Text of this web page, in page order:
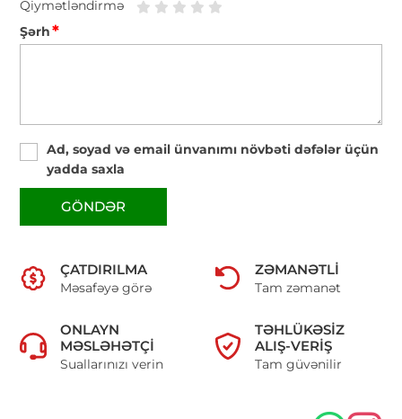
Qiymətləndirmə
Şərh*
Ad, soyad və email ünvanımı növbəti dəfələr üçün
yadda saxla
GÖNDƏR
ÇATDIRILMA
Məsafəyə görə
ZƏMANƏTLI
Tam zəmanət
ONLAYN
MƏSLƏHƏTÇI
Suallarınızı verin
TƏHLÜKƏSIZ
ALIŞ-VERIŞ
Tam güvənilir